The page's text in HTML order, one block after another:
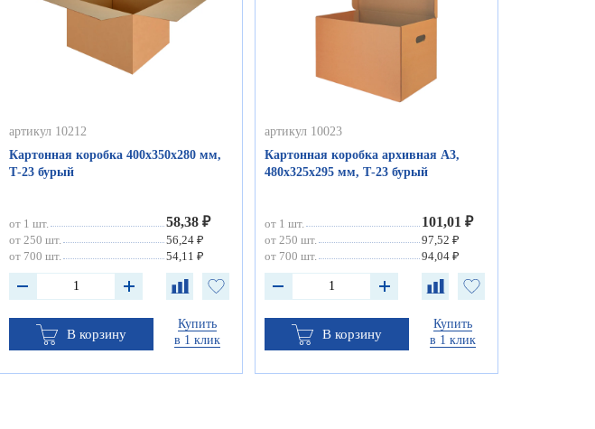
артикул 10212
Картонная коробка 400х350х280 мм,
Т-23 бурый
от 1 шт. 58,38 ₽
от 250 шт.
56,24 ₽
от 700 шт.
54,11 ₽
В корзину
Купить
в 1 клик
артикул 10023
Картонная коробка архивная А3,
480х325х295 мм, Т-23 бурый
от 1 шт. 101,01 ₽
от 250 шт.
97,52 ₽
от 700 шт.
94,04 ₽
В корзину
Купить
в 1 клик